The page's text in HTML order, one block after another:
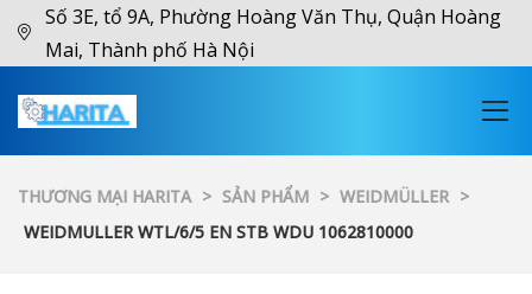
Số 3E, tổ 9A, Phường Hoàng Văn Thụ, Quận Hoàng
Mai, Thành phố Hà Nội
THƯƠNG MẠI HARITA > SẢN PHẨM > WEIDMÜLLER >
WEIDMULLER WTL/6/5 EN STB WDU 1062810000